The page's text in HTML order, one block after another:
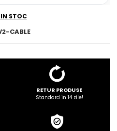
IN STOC
CABLE
RETUR PRODUSE
Standard in 14 zile!